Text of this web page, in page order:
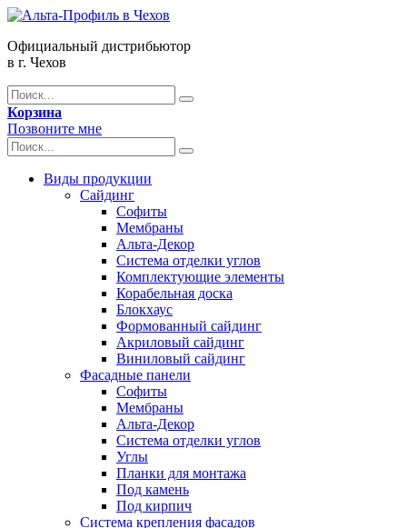
Официальный дистрибьютор
в г. Чехов
Корзина
Позвоните мне
Виды продукции
Сайдинг
Софиты
Мембраны
Альта-Декор
Система отделки углов
Комплектующие элементы
Корабельная доска
Блокхаус
Формованный сайдинг
Акриловый сайдинг
Виниловый сайдинг
Фасадные панели
Софиты
Мембраны
Альта-Декор
Система отделки углов
Углы
Планки для монтажа
Под камень
Под кирпич
Система крепления фасадов